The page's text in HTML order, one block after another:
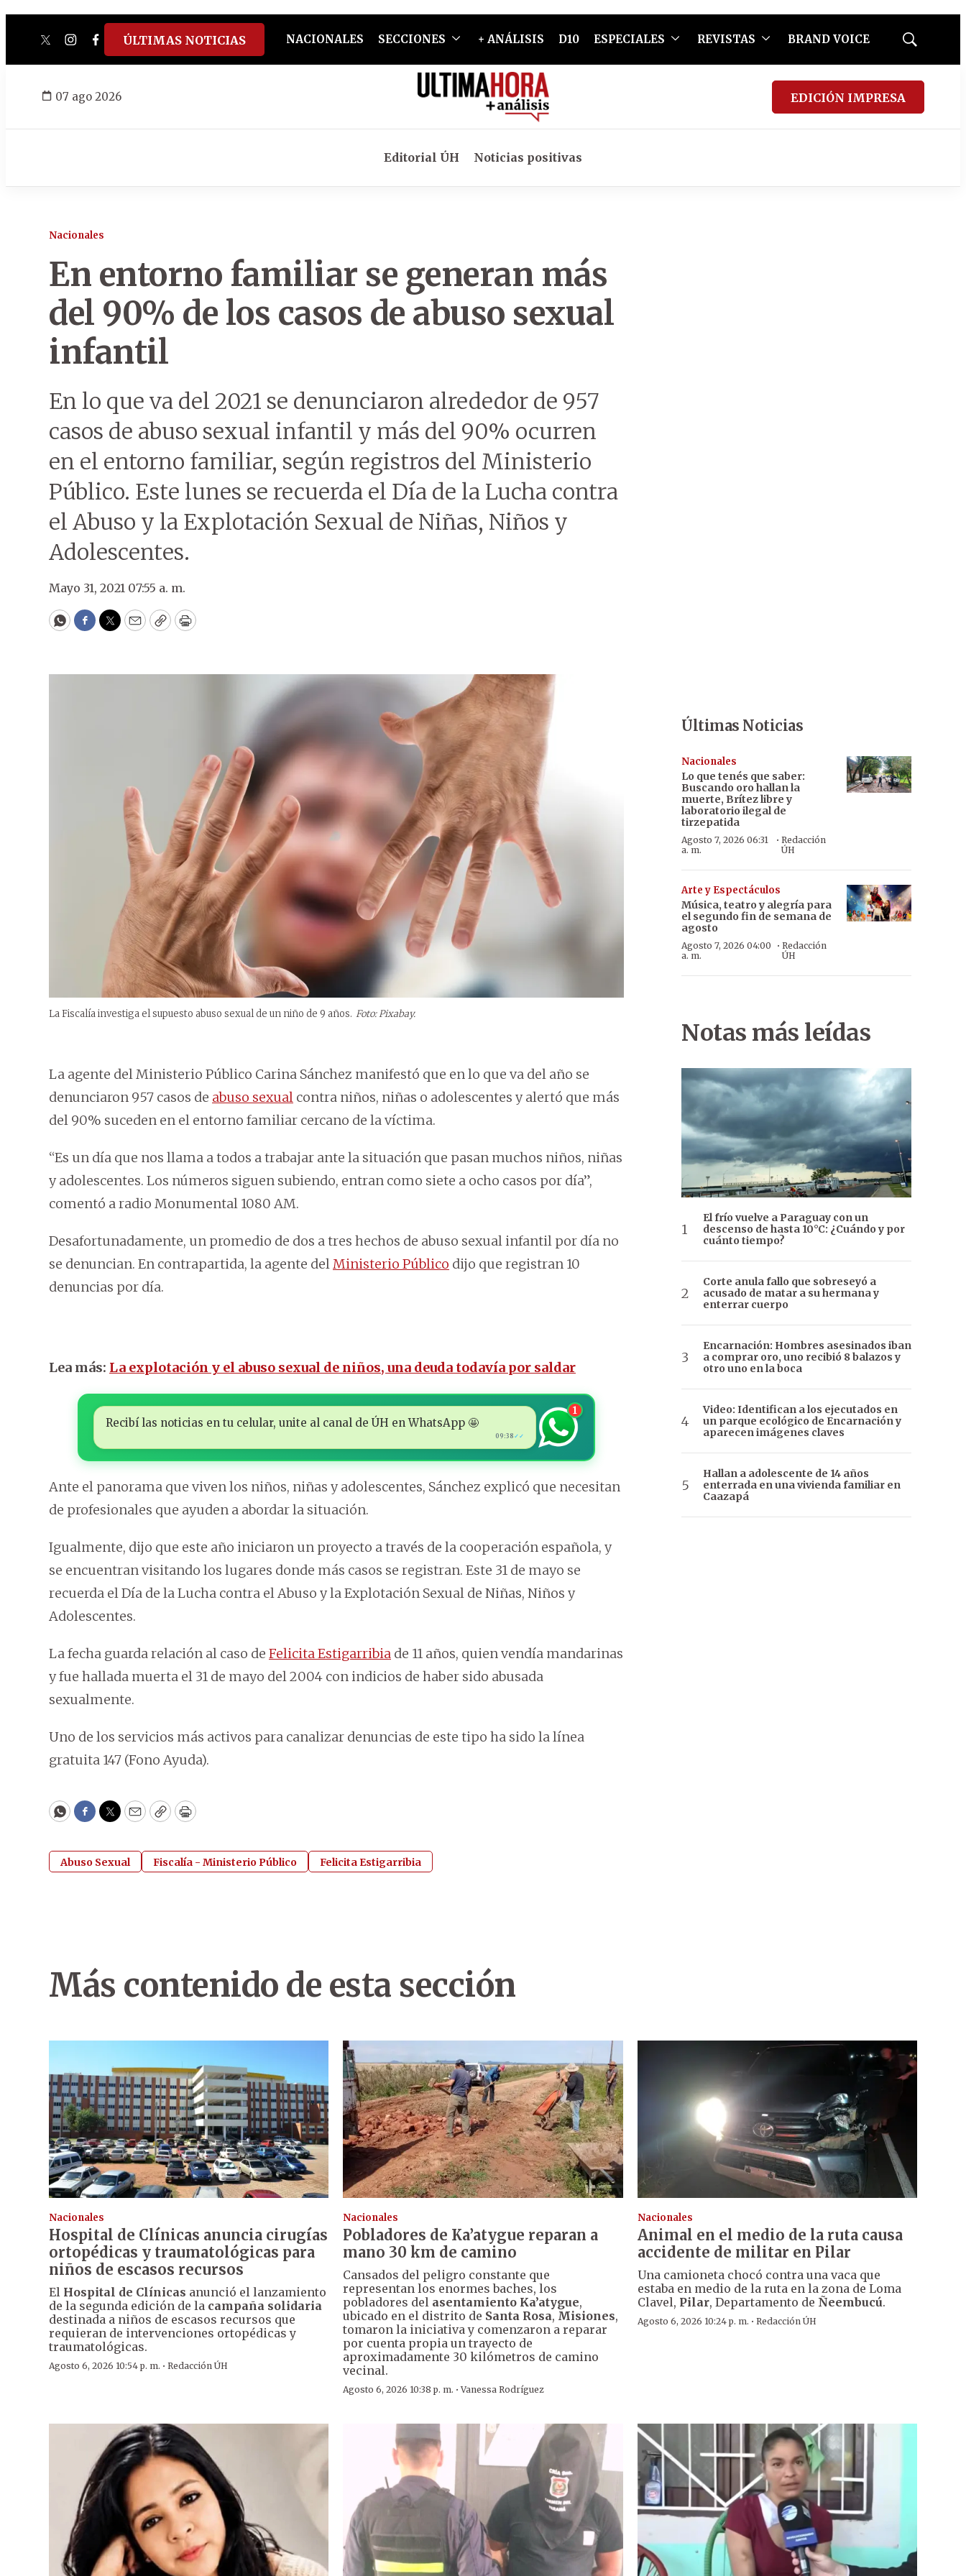
twitterinstagram
facebook
tiktokyoutube
spotify
ÚLTIMAS NOTICIAS NACIONALES SECCIONES + ANÁLISIS D10 ESPECIALES REVISTAS BRAND VOICE
Mostrar
07 ago 2026 EDICIÓN IMPRESA
Editorial ÚH Noticias positivas
Nacionales
En entorno familiar se generan más
del 90% de los casos de abuso sexual
infantil
En lo que va del 2021 se denunciaron alrededor de 957
casos de abuso sexual infantil y más del 90% ocurren
en el entorno familiar, según registros del Ministerio
Público. Este lunes se recuerda el Día de la Lucha contra
el Abuso y la Explotación Sexual de Niñas, Niños y
Adolescentes.
Mayo 31, 2021 07:55 a. m.
WhatsApp
Facebook
Twitter
EmailCopyPrint
La Fiscalía investiga el supuesto abuso sexual de un niño de 9 años. Foto: Pixabay.
La agente del Ministerio Público Carina Sánchez manifestó que en lo que va del año se
denunciaron 957 casos de abuso sexual contra niños, niñas o adolescentes y alertó que más
del 90% suceden en el entorno familiar cercano de la víctima.
“Es un día que nos llama a todos a trabajar ante la situación que pasan muchos niños, niñas
y adolescentes. Los números siguen subiendo, entran como siete a ocho casos por día”,
comentó a radio Monumental 1080 AM.
Desafortunadamente, un promedio de dos a tres hechos de abuso sexual infantil por día no
se denuncian. En contrapartida, la agente delMinisterio Público dijo que registran 10
denuncias por día.
Lea más: La explotación y el abuso sexual de niños, una deuda todavía por saldar
Recibí las noticias en tu celular, unite al canal de ÚH en WhatsApp 🤩
09:38 ✓✓
1
Ante el panorama que viven los niños, niñas y adolescentes, Sánchez explicó que necesitan
de profesionales que ayuden a abordar la situación.
Igualmente, dijo que este año iniciaron un proyecto a través de la cooperación española, y
se encuentran visitando los lugares donde más casos se registran. Este 31 de mayo se
recuerda el Día de la Lucha contra el Abuso y la Explotación Sexual de Niñas, Niños y
Adolescentes.
La fecha guarda relación al caso de Felicita Estigarribia de 11 años, quien vendía mandarinas
y fue hallada muerta el 31 de mayo del 2004 con indicios de haber sido abusada
sexualmente.
Uno de los servicios más activos para canalizar denuncias de este tipo ha sido la línea
gratuita 147 (Fono Ayuda).
WhatsApp
Facebook
Twitter
EmailCopyPrint
Abuso Sexual Fiscalía - Ministerio Público Felicita Estigarribia
Últimas Noticias
Nacionales
Lo que tenés que saber:
Buscando oro hallan la
muerte, Brítez libre y
laboratorio ilegal de
tirzepatida
Agosto 7, 2026 06:31
a. m.
· Redacción
ÚH
Arte y Espectáculos
Música, teatro y alegría para
el segundo fin de semana de
agosto
Agosto 7, 2026 04:00
a. m.
· Redacción
ÚH
Notas más leídas
El frío vuelve a Paraguay con un
descenso de hasta 10°C: ¿Cuándo y por
cuánto tiempo?
Corte anula fallo que sobreseyó a
acusado de matar a su hermana y
enterrar cuerpo
Encarnación: Hombres asesinados iban
a comprar oro, uno recibió 8 balazos y
otro uno en la boca
Video: Identifican a los ejecutados en
un parque ecológico de Encarnación y
aparecen imágenes claves
Hallan a adolescente de 14 años
enterrada en una vivienda familiar en
Caazapá
Más contenido de esta sección
Nacionales
Hospital de Clínicas anuncia cirugías
ortopédicas y traumatológicas para
niños de escasos recursos
El Hospital de Clínicas anunció el lanzamiento
de la segunda edición de la campaña solidaria
destinada a niños de escasos recursos que
requieran de intervenciones ortopédicas y
traumatológicas.
Agosto 6, 2026 10:54 p. m. · Redacción ÚH
Nacionales
Pobladores de Ka’atygue reparan a
mano 30 km de camino
Cansados del peligro constante que
representan los enormes baches, los
pobladores del asentamiento Ka’atygue,
ubicado en el distrito de Santa Rosa, Misiones,
tomaron la iniciativa y comenzaron a reparar
por cuenta propia un trayecto de
aproximadamente 30 kilómetros de camino
vecinal.
Agosto 6, 2026 10:38 p. m. ·Vanessa Rodríguez
Nacionales
Animal en el medio de la ruta causa
accidente de militar en Pilar
Una camioneta chocó contra una vaca que
estaba en medio de la ruta en la zona de Loma
Clavel, Pilar, Departamento de Ñeembucú.
Agosto 6, 2026 10:24 p. m. · Redacción ÚH